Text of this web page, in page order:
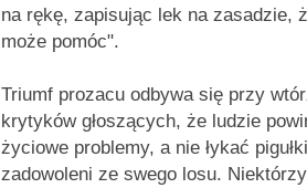
na rękę, zapisując lek na zasadzie,
może pomóc".
Triumf prozacu odbywa się przy
krytyków głoszących, że ludzie
życiowe problemy, a nie łykać
zadowoleni ze swego losu.